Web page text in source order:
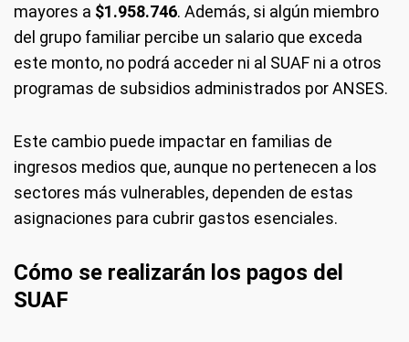
mayores a $1.958.746. Además, si algún miembro
del grupo familiar percibe un salario que exceda
este monto, no podrá acceder ni al SUAF ni a otros
programas de subsidios administrados por ANSES.
Este cambio puede impactar en familias de
ingresos medios que, aunque no pertenecen a los
sectores más vulnerables, dependen de estas
asignaciones para cubrir gastos esenciales.
Cómo se realizarán los pagos del
SUAF